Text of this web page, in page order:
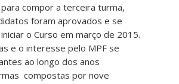
compor a terceira turma,
foram aprovados e se
o Curso em março de 2015.
e o interesse pelo MPF se
ao longo dos anos
compostas por nove